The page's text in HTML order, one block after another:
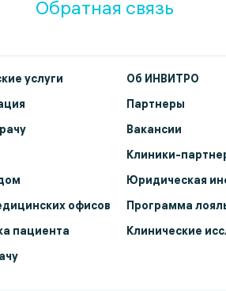
Обратная связь
услуги
офисов
пациента
Об ИНВИТРО
Партнеры
Вакансии
Клиники-
Юридическая
Программа
Клинические